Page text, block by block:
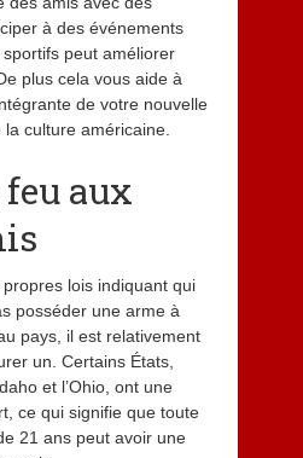
à des événements
peut améliorer
plus cela vous aide à
de votre nouvelle
culture américaine.
aux
lois indiquant qui
posséder une arme à
pays, il est relativement
un. Certains États,
et l’Ohio, ont une
ce qui signifie que toute
21 ans peut avoir une